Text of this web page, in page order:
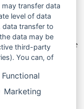
die in der
von der
Maßgeblich sind die
unverbindlichen
ausgewählte Produkt
transfer data
level of data
data transfer to
data may be
third-party
You can, of
Functional
Marketing